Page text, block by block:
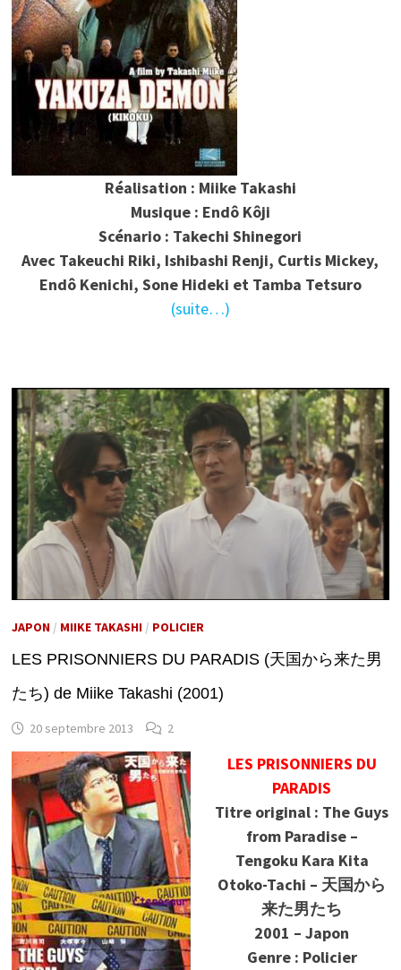
Réalisation : Miike Takashi
Musique : Endô Kôji
Scénario : Takechi Shinegori
Avec Takeuchi Riki, Ishibashi Renji, Curtis Mickey,
Endô Kenichi, Sone Hideki et Tamba Tetsuro
(suite…)
JAPON/ MIIKE TAKASHI/ POLICIER
LES PRISONNIERS DU PARADIS (天国から来た男
たち) de Miike Takashi (2001)
20 septembre 2013 2
LES PRISONNIERS DU
PARADIS
Titre original : The Guys
from Paradise –
Tengoku Kara Kita
Otoko-Tachi – 天国から
来た男たち
2001 – Japon
Genre : Policier